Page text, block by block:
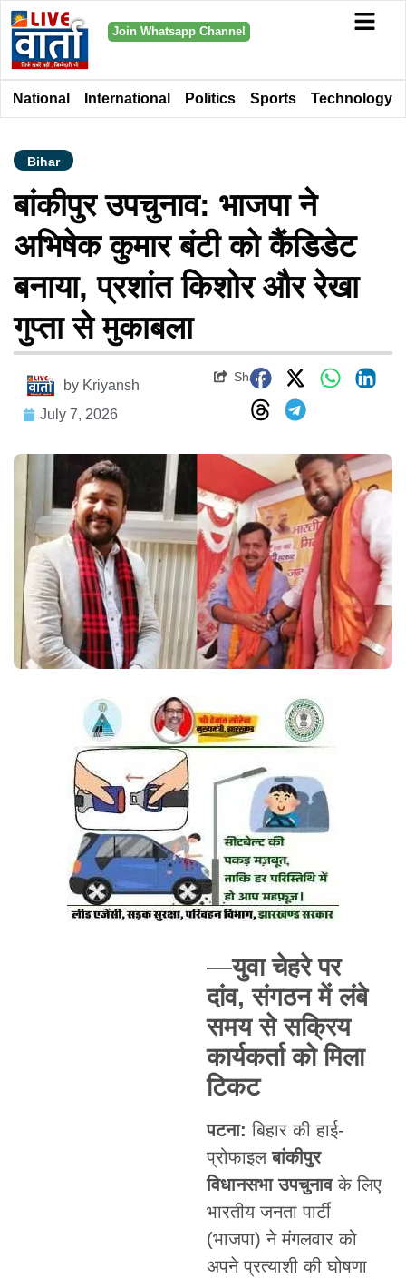
Join Whatsapp Channel
National International Politics Sports Technology
Bihar
बांकीपुर उपचुनाव: भाजपा ने
अभिषेक कुमार बंटी को कैंडिडेट
बनाया, प्रशांत किशोर और रेखा
गुप्ता से मुकाबला
by Kriyansh
July 7, 2026
Share
—युवा चेहरे पर
दांव, संगठन में लंबे
समय से सक्रिय
कार्यकर्ता को मिला
टिकट
पटना: बिहार की हाई-
प्रोफाइलबांकीपुर
विधानसभा उपचुनावके लिए
भारतीय जनता पार्टी
(भाजपा) ने मंगलवार को
अपने प्रत्याशी की घोषणा